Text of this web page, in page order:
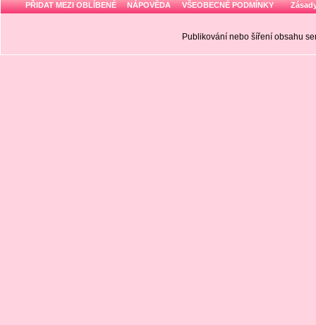
PŘIDAT MEZI OBLÍBENÉ NÁPOVĚDA VŠEOBECNÉ PODMÍNKY
Publikování nebo šíření obsahu